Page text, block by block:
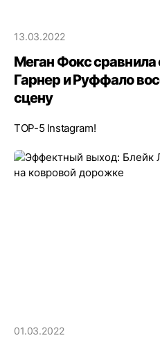
13.03.2022
Меган Фокс сравнила
Гарнер и Руффало
сцену
TOP-5 Instagram!
01.03.2022